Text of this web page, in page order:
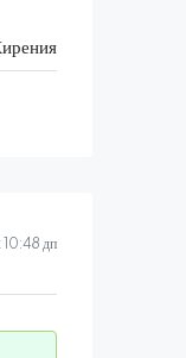
дп